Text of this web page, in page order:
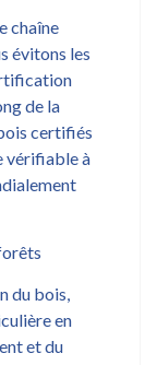
chaîne
évitons les
de la
certifiés
vérifiable à
du bois,
en
et du